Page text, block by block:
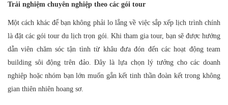
Trải nghiệm chuyên nghiệp theo các gói tour
Một cách khác để bạn không phải lo lắng về việc sắp xếp lịch trình chính
là đặt các gói tour du lịch trọn gói. Khi tham gia tour, bạn sẽ được hướng
dẫn viên chăm sóc tận tình từ khâu đưa đón đến các hoạt động team
building sôi động trên đảo. Đây là lựa chọn lý tưởng cho các doanh
nghiệp hoặc nhóm bạn lớn muốn gắn kết tinh thần đoàn kết trong không
gian thiên nhiên hoang sơ.